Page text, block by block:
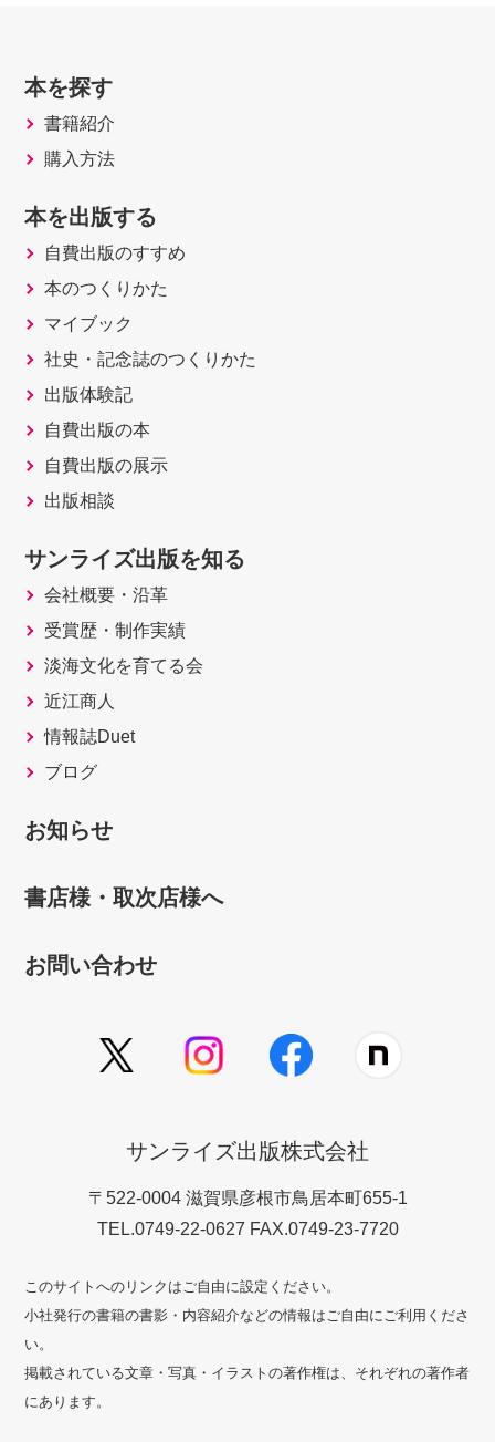
本を探す
書籍紹介
購入方法
本を出版する
自費出版のすすめ
本のつくりかた
マイブック
社史・記念誌のつくりかた
出版体験記
自費出版の本
自費出版の展示
出版相談
サンライズ出版を知る
会社概要・沿革
受賞歴・制作実績
淡海文化を育てる会
近江商人
情報誌Duet
ブログ
お知らせ
書店様・取次店様へ
お問い合わせ
サンライズ出版株式会社
〒522-0004 滋賀県彦根市鳥居本町655-1
TEL.0749-22-0627 FAX.0749-23-7720
このサイトへのリンクはご自由に設定ください。
小社発行の書籍の書影・内容紹介などの情報はご自由にご利用くださ
い。
掲載されている文章・写真・イラストの著作権は、それぞれの著作者
にあります。